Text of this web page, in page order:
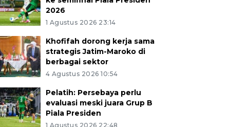
2026
1 Agustus 2026 23:14
Khofifah dorong kerja sama
strategis Jatim-Maroko di
berbagai sektor
4 Agustus 2026 10:54
Pelatih: Persebaya perlu
evaluasi meski juara Grup B
Piala Presiden
1 Agustus 2026 22:48